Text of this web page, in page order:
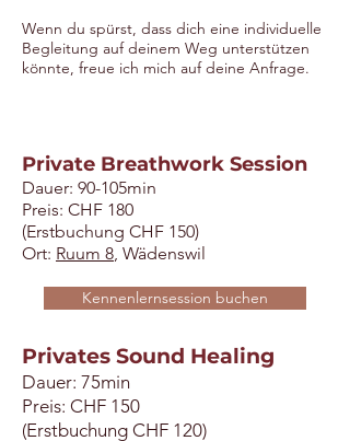
Wenn du spürst, dass dich eine individuelle
Begleitung auf deinem Weg unterstützen
könnte, freue ich mich auf deine Anfrage.
Private Breathwork Session
Dauer: 90-105min
Preis: CHF 180
(Erstbuchung CHF 150)
Ort: Ruum 8, Wädenswil
Kennenlernsession buchen
Privates Sound Healing
Dauer: 75min
Preis: CHF 150
(Erstbuchung CHF 120)